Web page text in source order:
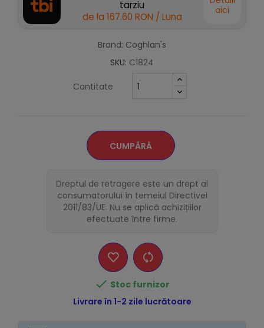
tarziu
de la 167.60 RON / Luna
aici
Brand: Coghlan's
SKU: C1824
Cantitate
CUMPĂRĂ
Dreptul de retragere este un drept al
consumatorului în temeiul Directivei
2011/83/UE. Nu se aplică achizițiilor
efectuate între firme.
 Stoc furnizor
Livrare în 1-2 zile lucrătoare